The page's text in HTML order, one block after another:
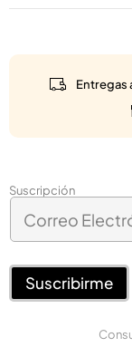
Entregas
Suscripción
C
e
C
C
r
r
o
Suscribirme